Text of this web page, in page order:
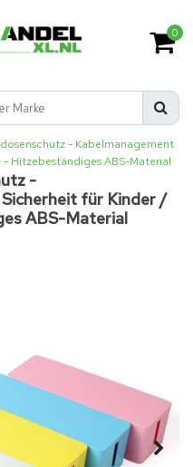
0
- Kabelmanagement
Hitzebeständiges ABS-Material
-
für Kinder /
ABS-Material